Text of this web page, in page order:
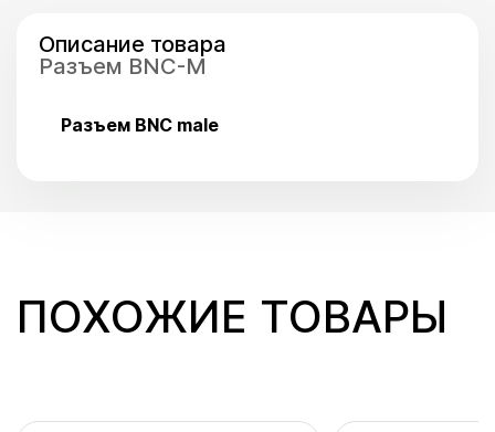
Описание товара
Разъем BNC-M
Разъем BNC male
ПОХОЖИЕ ТОВАРЫ